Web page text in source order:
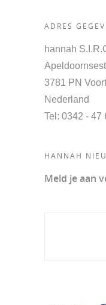
ADRES
hannah
3781 PN
Nederland
Tel : 0342 - 47
HANNAH
Meld je aan